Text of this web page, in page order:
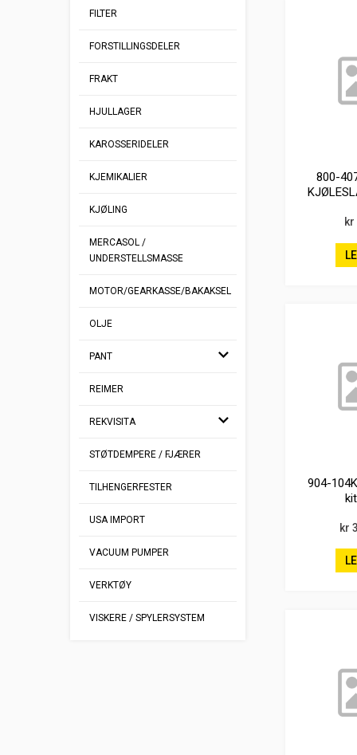
FILTER
FORSTILLINGSDELER
FRAKT
HJULLAGER
KAROSSERIDELER
KJEMIKALIER
KJØLING
MERCASOL /
UNDERSTELLSMASSE
MOTOR/GEARKASSE/BAKAKSEL
OLJE
PANT
REIMER
REKVISITA
STØTDEMPERE / FJÆRER
TILHENGERFESTER
USA IMPORT
VACUUM PUMPER
VERKTØY
VISKERE / SPYLERSYSTEM
800-
kr
904-
kr